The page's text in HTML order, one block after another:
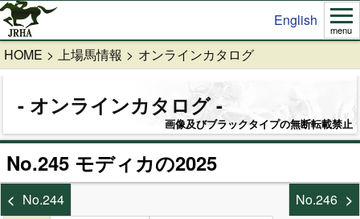
English
menu
HOME 上場馬情報 オンラインカタログ
オンラインカタログ
画像及びブラックタイプの無断転載禁止
No.245 モディカの2025
No.244
No.246